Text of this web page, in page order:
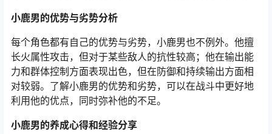
小鹿男的优势与劣势分析
每个角色都有自己的优势与劣势，小鹿男也不例外。他擅
长火属性攻击，但对于某些敌人的抗性较高；他在输出能
力和群体控制方面表现出色，但在防御和持续输出方面相
对较弱。了解小鹿男的优势和劣势，可以在战斗中更好地
利用他的优点，同时弥补他的不足。
小鹿男的养成心得和经验分享